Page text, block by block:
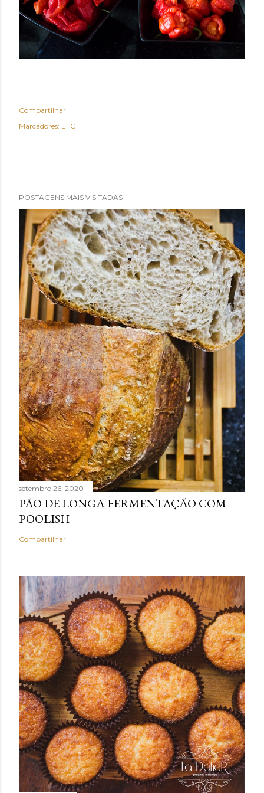
Compartilhar
Marcadores: ETC
POSTAGENS MAIS VISITADAS
setembro 26, 2020
PÃO DE LONGA FERMENTAÇÃO COM
POOLISH
Compartilhar